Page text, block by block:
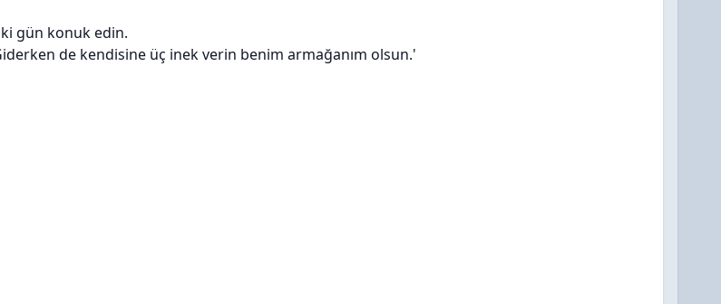
gün konuk edin.
de kendisine üç inek verin benim armağanım olsun.'